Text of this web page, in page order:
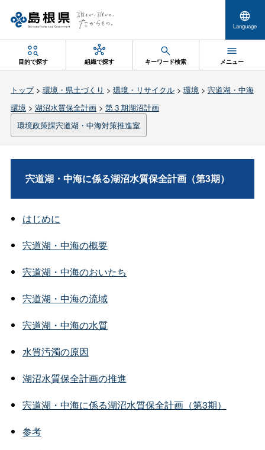
Language
目的で探す 組織で探す キーワード検索 メニュー
トップ> 環境・県土づくり > 環境・リサイクル> 環境> 宍道湖・中海
環境> 湖沼水質保全計画> 第３期湖沼計画
環境政策課宍道湖・中海対策推進室
宍道湖・中海に係る湖沼水質保全計画（第3期）
はじめに
宍道湖・中海の概要
宍道湖・中海のおいたち
宍道湖・中海の流域
宍道湖・中海の水質
水質汚濁の原因
湖沼水質保全計画の推進
宍道湖・中海に係る湖沼水質保全計画（第3期）
参考